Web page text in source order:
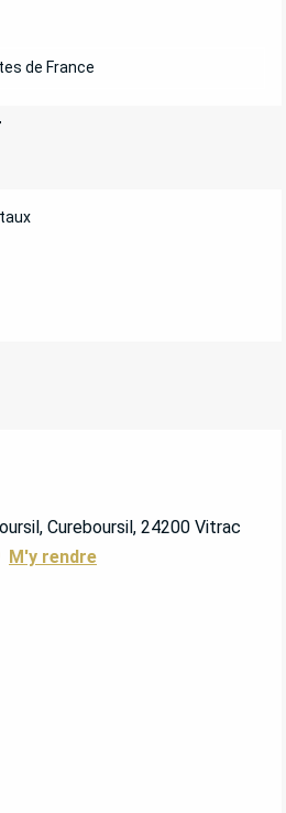
de France
Cureboursil, 24200 Vitrac
M'y rendre